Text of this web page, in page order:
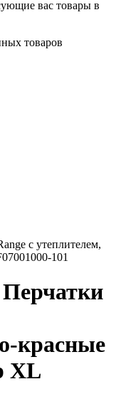
вас товары в
товаров
с утеплителем,
101
Перчатки
красные
XL